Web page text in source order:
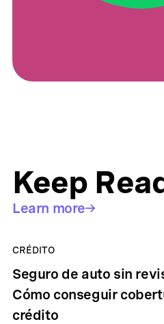
Keep
Learn more
CRÉDITO
Seguro de auto sin
Cómo conseguir
crédito